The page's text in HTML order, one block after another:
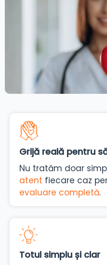
Grijă reală pentru
Nu tratăm doar
atent fiecare caz
evaluare completă.
Totul simplu și clar